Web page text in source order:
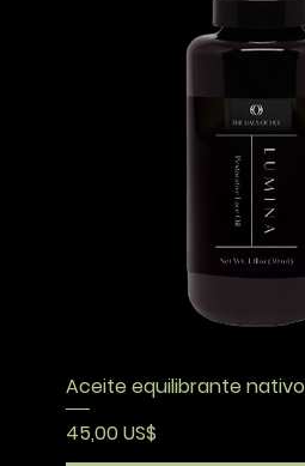
Aceite equilibrante nativo
Precio
45,00 US$